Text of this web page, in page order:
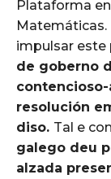
Plataforma
Matemáticas.
impulsar este
de goberno
resolución
diso. Tal e
galego deu
alzada